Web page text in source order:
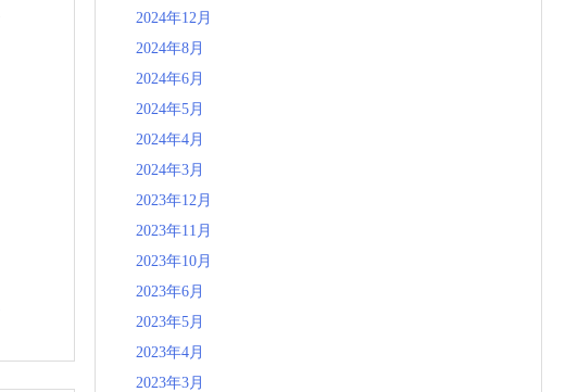
2024年12月
2024年8月
2024年6月
2024年5月
2024年4月
2024年3月
2023年12月
2023年11月
2023年10月
2023年6月
2023年5月
2023年4月
2023年3月